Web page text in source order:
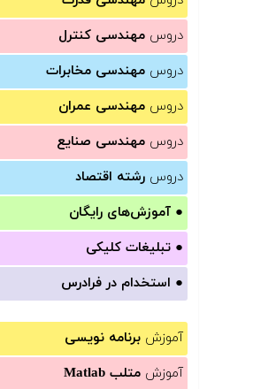
دروس مهندسی کنترل
دروس مهندسی مخابرات
دروس مهندسی عمران
دروس مهندسی صنایع
دروس رشته اقتصاد
● آموزش‌های رایگان
● تبلیغات کلیکی
● استخدام در فرادرس
آموزش برنامه نویسی
آموزش متلب Matlab